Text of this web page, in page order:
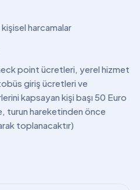
harcamalar
point ücretleri, yerel hizmet
giriş ücretleri ve
kapsayan kişi başı 50 Euro
turun hareketinden önce
toplanacaktır)